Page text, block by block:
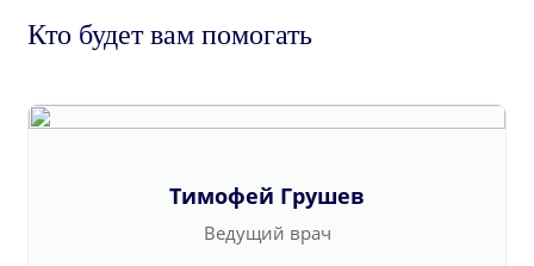
Кто будет вам помогать
Тимофей Грушев
Ведущий врач